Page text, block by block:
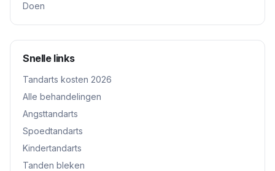
Doen
Snelle links
Tandarts kosten 2026
Alle behandelingen
Angsttandarts
Spoedtandarts
Kindertandarts
Tanden bleken